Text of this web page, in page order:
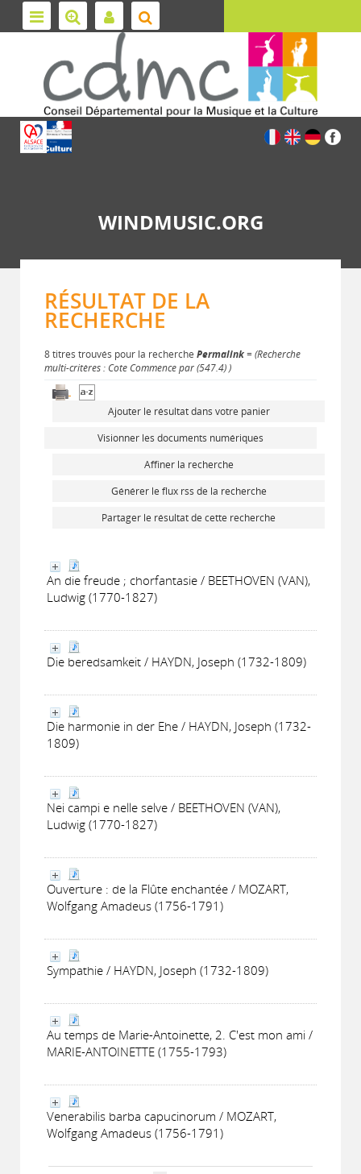
WINDMUSIC.ORG
RÉSULTAT DE LA
RECHERCHE
8 titres trouvés pour la recherche Permalink= (Recherche
multi-critères : Cote Commence par (547.4) )
Ajouter le résultat dans votre panier
Visionner les documents numériques
Affiner la recherche
Générer le flux rss de la recherche
Partager le résultat de cette recherche
An die freude ; chorfantasie / BEETHOVEN (VAN),
Ludwig (1770-1827)
Die beredsamkeit / HAYDN, Joseph (1732-1809)
Die harmonie in der Ehe / HAYDN, Joseph (1732-
1809)
Nei campi e nelle selve / BEETHOVEN (VAN),
Ludwig (1770-1827)
Ouverture : de la Flûte enchantée / MOZART,
Wolfgang Amadeus (1756-1791)
Sympathie / HAYDN, Joseph (1732-1809)
Au temps de Marie-Antoinette, 2. C'est mon ami /
MARIE-ANTOINETTE (1755-1793)
Venerabilis barba capucinorum / MOZART,
Wolfgang Amadeus (1756-1791)